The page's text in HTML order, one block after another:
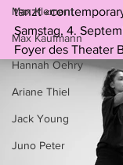
Max Klement
Max Kaufmann
Hannah Oehry
Ariane Thiel
Jack Young
Juno Peter
tanzt
Samstag, 4.
Foyer des Theater